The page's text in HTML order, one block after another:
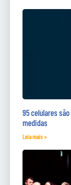
95 celulares
medidas
Leia mais »